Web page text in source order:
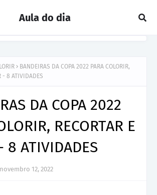
Aula do dia
BANDEIRAS DA COPA 2022 PARA COLORIR,
- 8 ATIVIDADES
DA COPA 2022
RECORTAR E
8 ATIVIDADES
novembro 12, 2022